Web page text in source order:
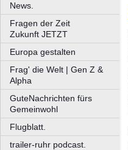
News.
Fragen der Zeit
Zukunft JETZT
Europa gestalten
Frag' die Welt | Gen Z &
Alpha
GuteNachrichten fürs
Gemeinwohl
Flugblatt.
trailer-ruhr podcast.